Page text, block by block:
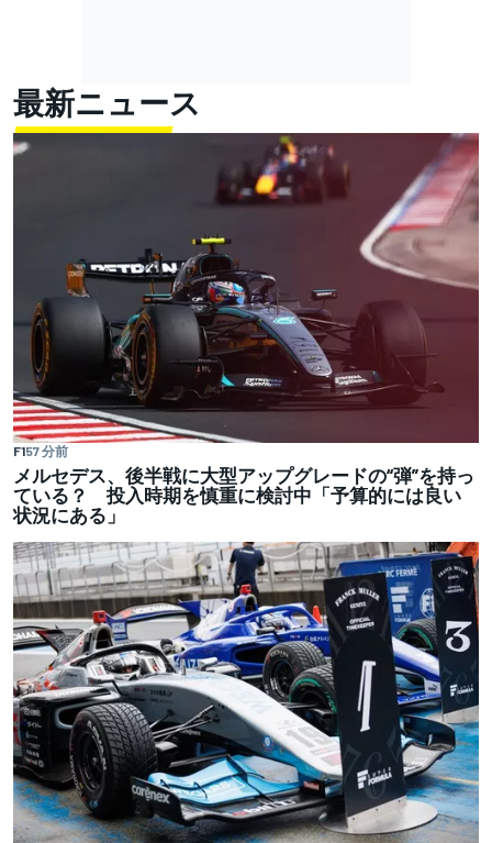
最新ニュース
F157 分前
メルセデス、後半戦に大型アップグレードの“弾”を持っ
ている？ 投入時期を慎重に検討中「予算的には良い
状況にある」